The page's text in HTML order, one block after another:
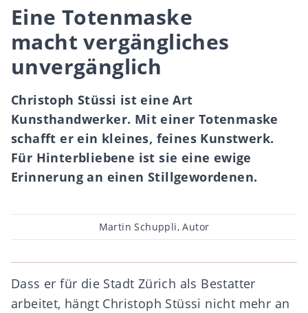
Eine Totenmaske
macht vergängliches
unvergänglich
Christoph Stüssi ist eine Art
Kunsthandwerker. Mit einer Totenmaske
schafft er ein kleines, feines Kunstwerk.
Für Hinterbliebene ist sie eine ewige
Erinnerung an einen Stillgewordenen.
Beitragsautor
Martin Schuppli, Autor
Dass er für die Stadt Zürich als Bestatter
arbeitet, hängt Christoph Stüssi nicht mehr an